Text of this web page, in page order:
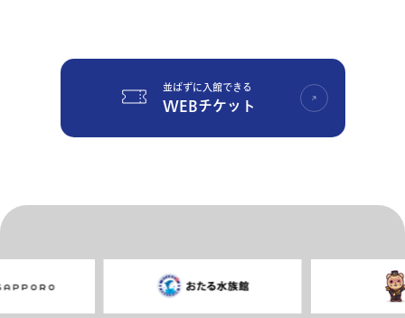
並ばずに入館できる
WEBチケット